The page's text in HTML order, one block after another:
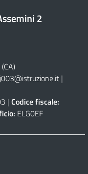
2
|
| Codice fiscale:
ELG0EF